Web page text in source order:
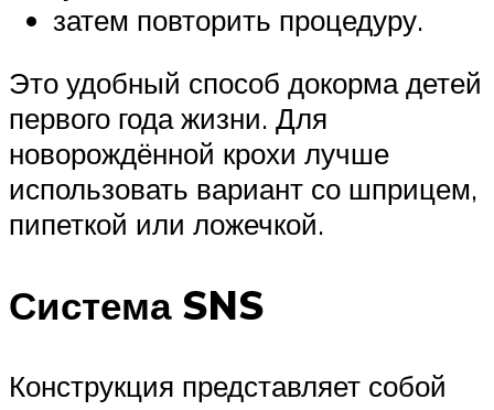
затем повторить процедуру.
Это удобный способ докорма детей
первого года жизни. Для
новорождённой крохи лучше
использовать вариант со шприцем,
пипеткой или ложечкой.
Система SNS
Конструкция представляет собой